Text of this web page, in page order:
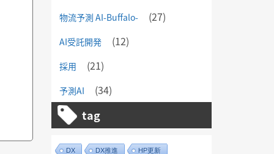
物流予測 AI-Buffalo- (27)
AI受託開発 (12)
採用 (21)
予測AI (34)
tag
DX DX推進 HP更新